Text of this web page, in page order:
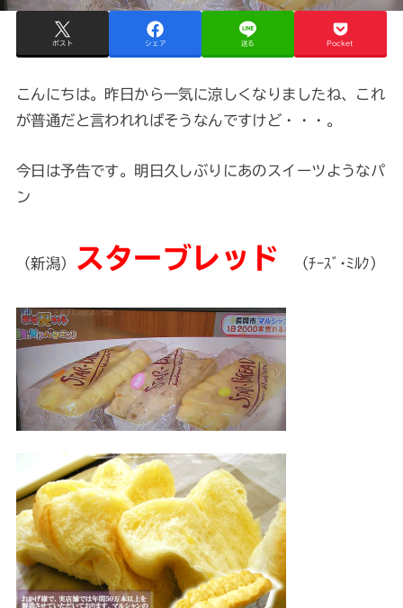
ポスト シェア 送る Pocket
こんにちは。昨日から一気に涼しくなりましたね、これ
が普通だと言われればそうなんですけど・・・。
今日は予告です。明日久しぶりにあのスイーツようなパ
ン
（新潟） スターブレッド （ﾁｰｽﾞ･ﾐﾙｸ）